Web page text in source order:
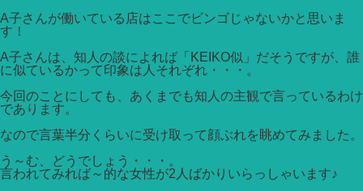
A子さんが働いている店はここでビンゴじゃないかと思いま
す！
A子さんは、知人の談によれば「KEIKO似」だそうですが、誰
に似ているかって印象は人それぞれ・・・。
今回のことにしても、あくまでも知人の主観で言っているわけ
であります。
なので言葉半分くらいに受け取って顔ぶれを眺めてみました。
う～む、どうでしょう・・・。
言われてみれば～的な女性が2人ばかりいらっしゃいます♪